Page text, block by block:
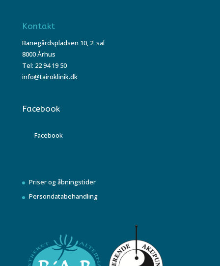
Kontakt
Banegårdspladsen 10, 2. sal
8000 Århus
Tel: 22 94 19 50
info@tairoklinik.dk
Facebook
Facebook
Priser og åbningstider
Persondatabehandling